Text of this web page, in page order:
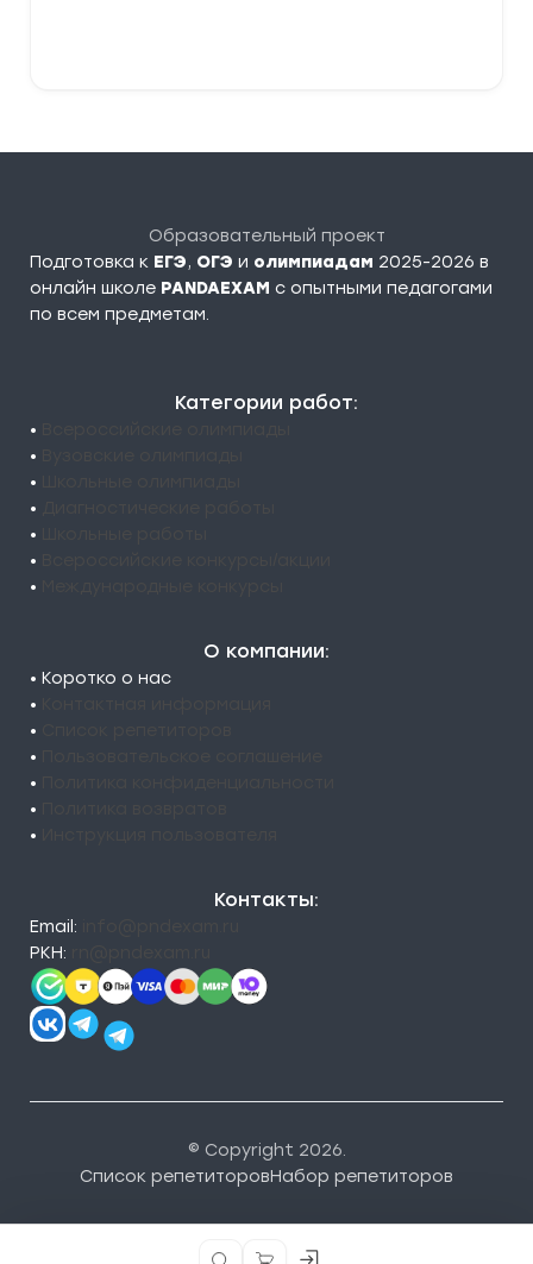
Образовательный проект
Подготовка к ЕГЭ, ОГЭ и олимпиадам 2025-2026 в
онлайн школе PANDAEXAM c опытными педагогами
по всем предметам.
Категории работ:
•
•
•
•
•
•
•
О компании:
• Коротко о нас
•
•
•
•
•
•
Контакты:
Email:
РКН:
© Copyright 2026.
Список репетиторовНабор репетиторов